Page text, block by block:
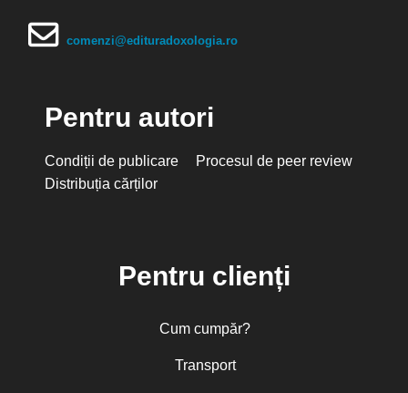
comenzi@edituradoxologia.ro
Pentru autori
Condiții de publicare
Procesul de peer review
Distribuția cărților
Pentru clienți
Cum cumpăr?
Transport